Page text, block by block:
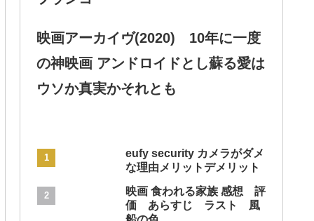
映画アーカイヴ(2020) 10年に一度
の神映画 アンドロイドとし蘇る愛は
ウソか真実かそれとも
eufy security カメラがダメ
な理由メリットデメリット
映画 食われる家族 感想 評
価 あらすじ ラスト 風